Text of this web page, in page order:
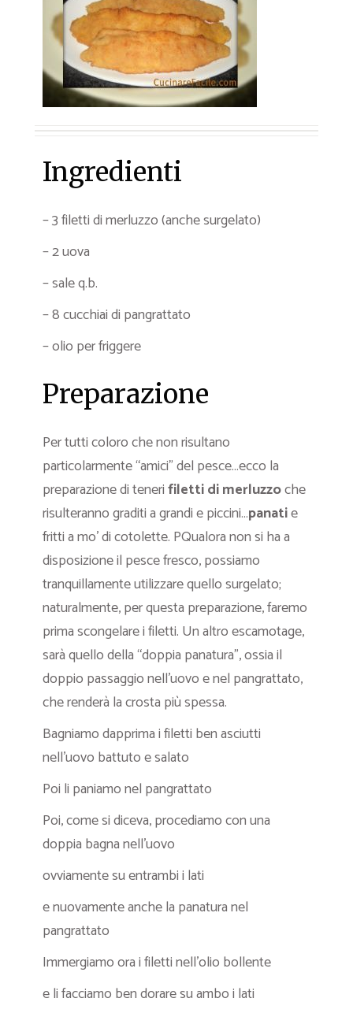
Ingredienti
– 3 filetti di merluzzo (anche surgelato)
– 2 uova
– sale q.b.
– 8 cucchiai di pangrattato
– olio per friggere
Preparazione
Per tutti coloro che non risultano
particolarmente “amici” del pesce…ecco la
preparazione di tenerifiletti di merluzzoche
risulteranno graditi a grandi e piccini…panatie
fritti a mo’ di cotolette. PQualora non si ha a
disposizione il pesce fresco, possiamo
tranquillamente utilizzare quello surgelato;
naturalmente, per questa preparazione, faremo
prima scongelare i filetti. Un altro escamotage,
sarà quello della “doppia panatura”, ossia il
doppio passaggio nell’uovo e nel pangrattato,
che renderà la crosta più spessa.
Bagniamo dapprima i filetti ben asciutti
nell’uovo battuto e salato
Poi li paniamo nel pangrattato
Poi, come si diceva, procediamo con una
doppia bagna nell’uovo
ovviamente su entrambi i lati
e nuovamente anche la panatura nel
pangrattato
Immergiamo ora i filetti nell’olio bollente
e li facciamo ben dorare su ambo i lati